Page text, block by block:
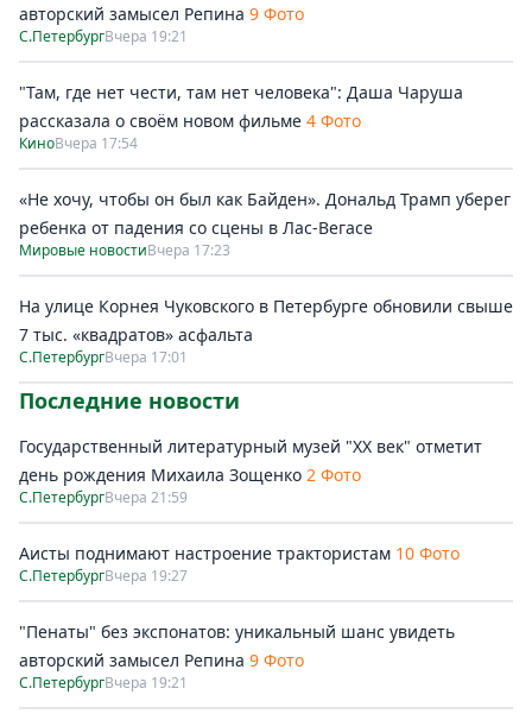
авторский замысел Репина 9 Фото
С.ПетербургВчера 19:21
"Там, где нет чести, там нет человека": Даша Чаруша
рассказала о своём новом фильме 4 Фото
КиноВчера 17:54
«Не хочу, чтобы он был как Байден». Дональд Трамп уберег
ребенка от падения со сцены в Лас-Вегасе
Мировые новостиВчера 17:23
На улице Корнея Чуковского в Петербурге обновили свыше
7 тыс. «квадратов» асфальта
С.ПетербургВчера 17:01
Последние новости
Государственный литературный музей "ХХ век" отметит
день рождения Михаила Зощенко 2 Фото
С.ПетербургВчера 21:59
Аисты поднимают настроение трактористам 10 Фото
С.ПетербургВчера 19:27
"Пенаты" без экспонатов: уникальный шанс увидеть
авторский замысел Репина 9 Фото
С.ПетербургВчера 19:21